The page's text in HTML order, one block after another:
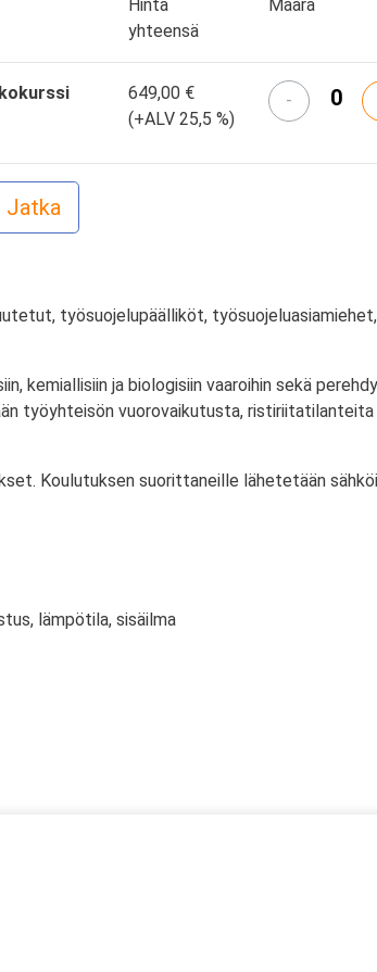
Hinta
yhteensä
Määrä
649,00 €
(+ALV 25,5 %)
-
työsuojelupäälliköt, työsuojeluasiamiehet,
kemiallisiin ja biologisiin vaaroihin sekä
työyhteisön vuorovaikutusta, ristiriitatilanteita
Koulutuksen suorittaneille lähetetään
lämpötila, sisäilma